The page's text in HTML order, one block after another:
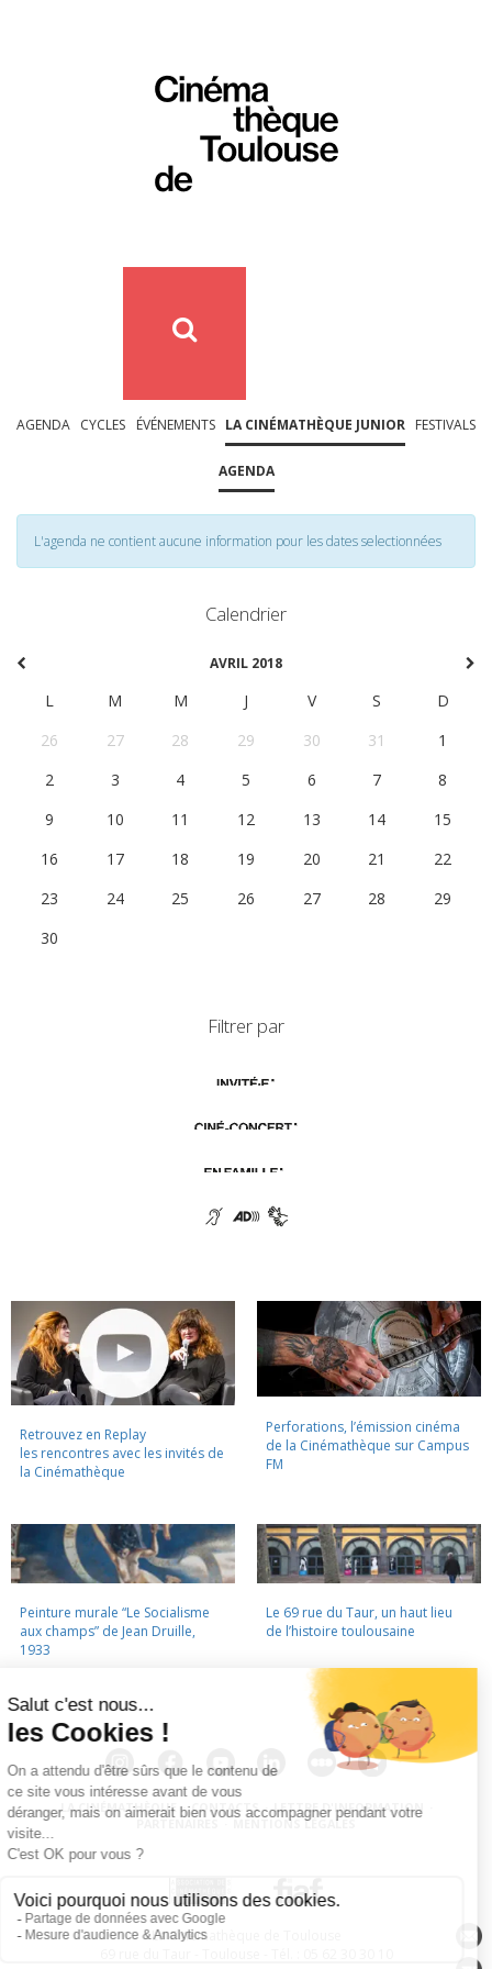
AGENDA CYCLES ÉVÉNEMENTS LA CINÉMATHÈQUE JUNIOR FESTIVALS
AGENDA
L'agenda ne contient aucune information pour les dates selectionnées
Calendrier
AVRIL 2018
L M M J V S
D
26
27 28 29 30 31
1
2
3 4 5 6 7
8
9
10 11 12 13 14
15
16
17 18 19 20 21
22
23
24 25 26 27 28
29
30
Filtrer par
Retrouvez en Replay
les rencontres avec les invités de
la Cinémathèque
Perforations, l’émission cinéma
de la Cinémathèque sur Campus
FM
Peinture murale “Le Socialisme
aux champs” de Jean Druille,
1933
Le 69 rue du Taur, un haut lieu
de l’histoire toulousaine
LA CINÉMATHÈQUE · CONTACTS · LETTRE D'INFORMATION
PARTENAIRES · MENTIONS LÉGALES
La Cinémathèque de Toulouse